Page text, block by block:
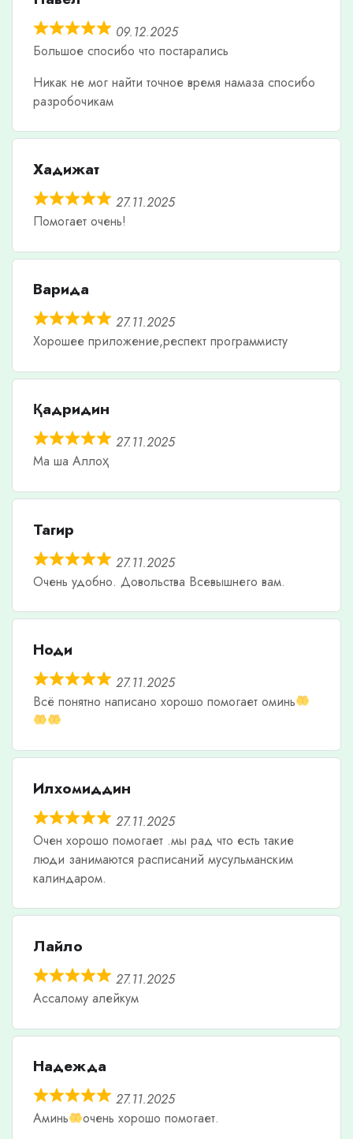
09.12.2025
Большое спосибо что постарались
Никак не мог найти точное время намаза спосибо
разробочикам
Хадижат
27.11.2025
Помогает очень!
Варида
27.11.2025
Хорошее приложение,респект программисту
Қадридин
27.11.2025
Ма ша Аллоҳ
Тагир
27.11.2025
Очень удобно. Довольства Всевышнего вам.
Ноди
27.11.2025
Всë понятно написано хорошо помогает оминь
Илхомиддин
27.11.2025
Очен хорошо помогает .мы рад что есть такие
люди занимаются расписаний мусульманским
калиндаром.
Лайло
27.11.2025
Ассалому алейкум
Надежда
27.11.2025
Аминь
очень хорошо помогает.